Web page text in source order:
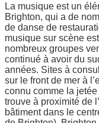
La musique est un
Brighton, qui a de
de danse de
musique sur scène
nombreux groupes
continué à avoir du
années. Sites à
sur le front de mer à
connu comme la
trouve à proximité de
bâtiment dans le